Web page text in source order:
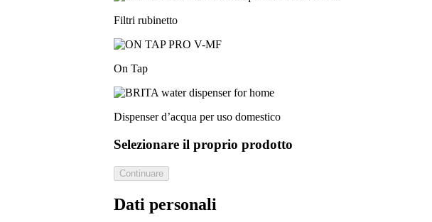
Filtri rubinetto
On Tap
Dispenser d’acqua per uso domestico
Selezionare il proprio prodotto
Continuare
Dati personali